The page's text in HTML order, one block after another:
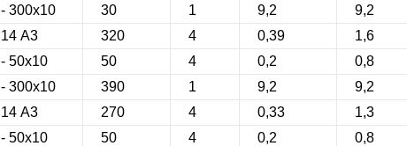
- 300х10 30 1 9,2
9,2
14 А3 320 4 0,39
1,6
- 50х10 50 4 0,2 0,8
- 300х10 390 1 9,2
9,2
14 А3 270 4 0,33
1,3
- 50х10 50 4 0,2 0,8